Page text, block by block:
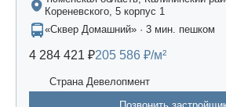
Кореневского, 5 корпус 1
«Сквер Домашний» · 3 мин. пешком
4 284 421 ₽205 586 ₽/м²
Страна Девелопмент